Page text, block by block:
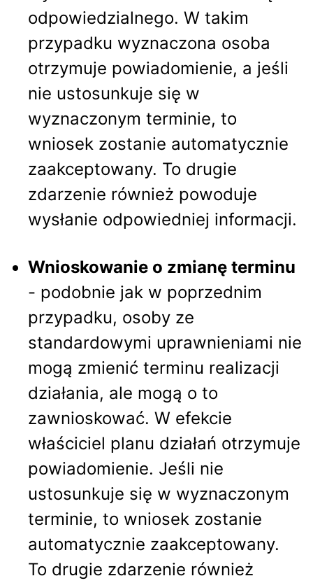
odpowiedzialnego. W takim
przypadku wyznaczona osoba
otrzymuje powiadomienie, a jeśli
nie ustosunkuje się w
wyznaczonym terminie, to
wniosek zostanie automatycznie
zaakceptowany. To drugie
zdarzenie również powoduje
wysłanie odpowiedniej informacji.
Wnioskowanie o zmianę terminu
- podobnie jak w poprzednim
przypadku, osoby ze
standardowymi uprawnieniami nie
mogą zmienić terminu realizacji
działania, ale mogą o to
zawnioskować. W efekcie
właściciel planu działań otrzymuje
powiadomienie. Jeśli nie
ustosunkuje się w wyznaczonym
terminie, to wniosek zostanie
automatycznie zaakceptowany.
To drugie zdarzenie również